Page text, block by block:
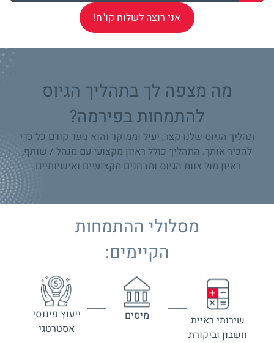
אני רוצה לשלוח קו"ח!
מה מצפה לך בתהליך הגיוס
להתמחות בפירמה?
תהליך הגיוס שלנו קצר, יעיל וממוקד והוא נועד קודם כל כדי
להכיר אותך. התהליך כולל ראיון מקצועי עם מנהל / שותף,
ראיון מול צוות הגיוס ומבחנים מקצועיים ואישיותיים.
מסלולי ההתמחות
הקיימים:
שירותי ראיית
חשבון וביקורת
מיסים
ייעוץ פיננסי
אסטרטגי